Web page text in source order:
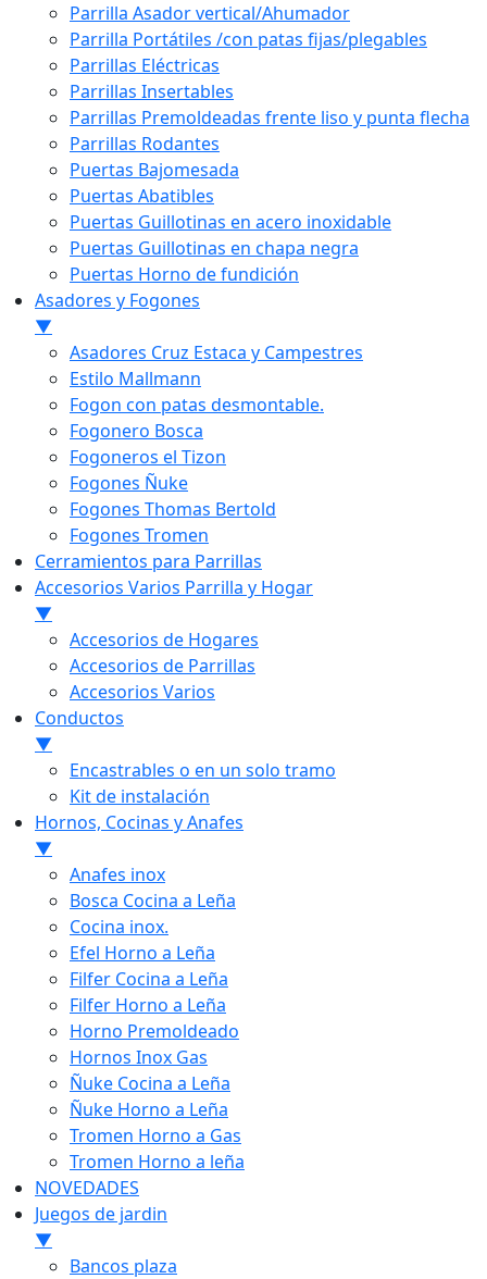
Parrilla Asador vertical/Ahumador
Parrilla Portátiles /con patas fijas/plegables
Parrillas Eléctricas
Parrillas Insertables
Parrillas Premoldeadas frente liso y punta flecha
Parrillas Rodantes
Puertas Bajomesada
Puertas Abatibles
Puertas Guillotinas en acero inoxidable
Puertas Guillotinas en chapa negra
Puertas Horno de fundición
Asadores y Fogones
▼
Asadores Cruz Estaca y Campestres
Estilo Mallmann
Fogon con patas desmontable.
Fogonero Bosca
Fogoneros el Tizon
Fogones Ñuke
Fogones Thomas Bertold
Fogones Tromen
Cerramientos para Parrillas
Accesorios Varios Parrilla y Hogar
▼
Accesorios de Hogares
Accesorios de Parrillas
Accesorios Varios
Conductos
▼
Encastrables o en un solo tramo
Kit de instalación
Hornos, Cocinas y Anafes
▼
Anafes inox
Bosca Cocina a Leña
Cocina inox.
Efel Horno a Leña
Filfer Cocina a Leña
Filfer Horno a Leña
Horno Premoldeado
Hornos Inox Gas
Ñuke Cocina a Leña
Ñuke Horno a Leña
Tromen Horno a Gas
Tromen Horno a leña
NOVEDADES
Juegos de jardin
▼
Bancos plaza